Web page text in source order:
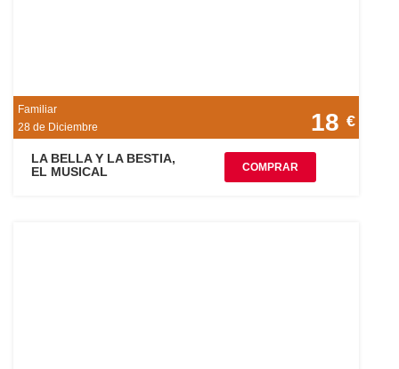
Familiar
28 de Diciembre
18 €
LA BELLA Y LA BESTIA,
EL MUSICAL
COMPRAR